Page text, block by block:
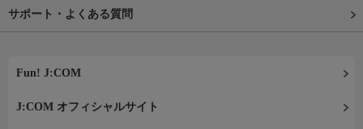
サポート・よくある質問
Fun! J:COM
J:COM オフィシャルサイト